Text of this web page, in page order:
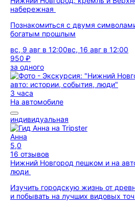
набережная
Познакомиться с двумя
богатым прошлым
вс, 9 авг в 12:00вс, 16 авг в 12:00
950 ₽
за одного
3 часа
На автомобиле
индивидуальная
Анна
5,0
16 отзывов
Нижний Новгород пешком и на
люди
Изучить городскую жизнь от
и побывать на лучших видовых